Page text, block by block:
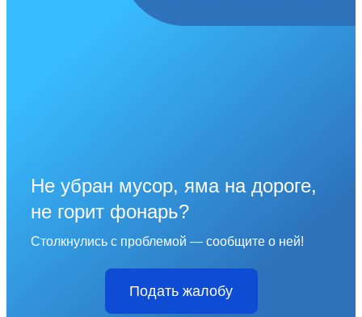
Не убран мусор, яма на дороге,
не горит фонарь?
Столкнулись с проблемой — сообщите о ней!
Подать жалобу